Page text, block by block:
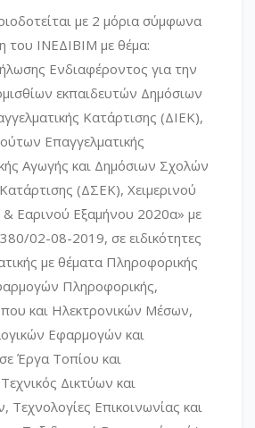
με 2 μόρια σύμφωνα
του ΙΝΕΔΙΒΙΜ με θέμα:
Ενδιαφέροντος για την
εκπαιδευτών Δημόσιων
Κατάρτισης (ΔΙΕΚ),
Επαγγελματικής
Αγωγής και Δημόσιων Σχολών
(ΔΣΕΚ), Χειμερινού
Εαρινού Εξαμήνου 2020α» με
02-08-2019, σε ειδικότητες
με θέματα Πληροφορικής
Πληροφορικής,
και Ηλεκτρονικών Μέσων,
Εφαρμογών και
Έργα Τοπίου και
Δικτύων και
Τεχνολογίες Επικοινωνίας και